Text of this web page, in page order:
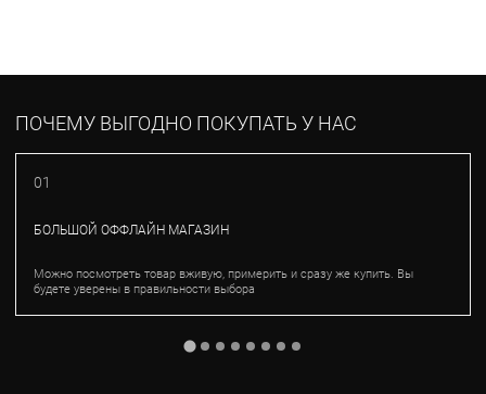
ПОЧЕМУ ВЫГОДНО ПОКУПАТЬ У НАС
01
БОЛЬШОЙ ОФФЛАЙН МАГАЗИН
Можно посмотреть товар вживую, примерить и сразу же купить. Вы
будете уверены в правильности выбора